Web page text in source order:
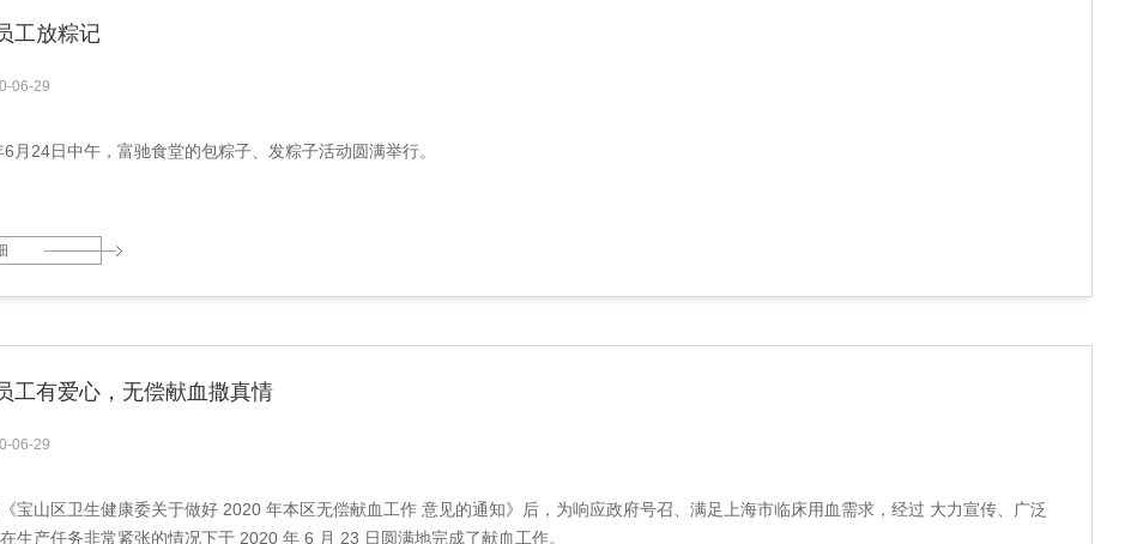
工放粽记
06-29
月24日中午，富驰食堂的包粽子、发粽子活动圆满举行。
工有爱心，无偿献血撒真情
06-29
宝山区卫生健康委关于做好 2020 年本区无偿献血工作 意见的通知》后，为响应政府号召、满足上海市临床用血需求，经过 大力宣传、广泛
生产任务非常紧张的情况下于 2020 年 6 月 23 日圆满地完成了献血工作。